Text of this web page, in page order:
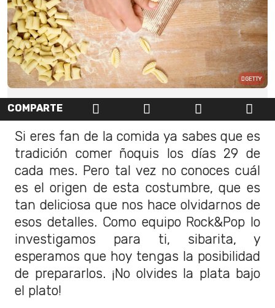
GETTY
COMPARTE
Si eres fan de la comida ya sabes que es
tradición comer ñoquis los días 29 de
cada mes. Pero tal vez no conoces cuál
es el origen de esta costumbre, que es
tan deliciosa que nos hace olvidarnos de
esos detalles. Como equipo Rock&Pop lo
investigamos para ti, sibarita, y
esperamos que hoy tengas la posibilidad
de prepararlos. ¡No olvides la plata bajo
el plato!